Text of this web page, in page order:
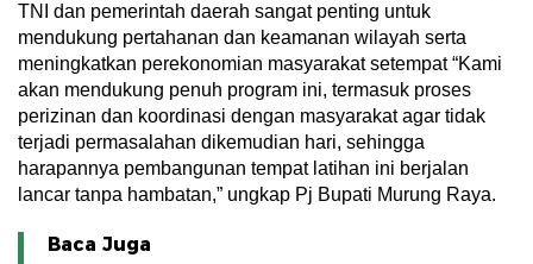
TNI dan pemerintah daerah sangat penting untuk
mendukung pertahanan dan keamanan wilayah serta
meningkatkan perekonomian masyarakat setempat “Kami
akan mendukung penuh program ini, termasuk proses
perizinan dan koordinasi dengan masyarakat agar tidak
terjadi permasalahan dikemudian hari, sehingga
harapannya pembangunan tempat latihan ini berjalan
lancar tanpa hambatan,” ungkap Pj Bupati Murung Raya.
Baca Juga